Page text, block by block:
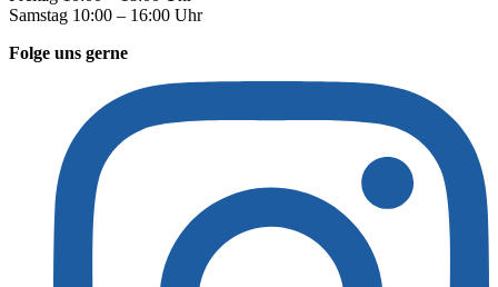
Samstag 10:00 – 16:00 Uhr
Folge uns gerne